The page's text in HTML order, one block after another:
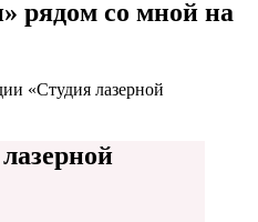
рядом со мной на
«Студия лазерной